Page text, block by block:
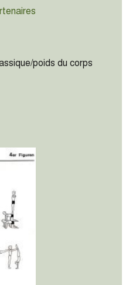
poids du corps